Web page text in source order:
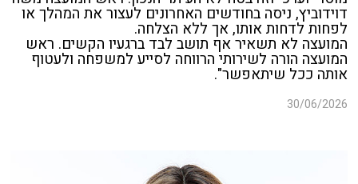
דוידוביץ, ניסה בחודשים האחרונים לעצור את המהלך או
לפחות לדחות אותו, אך ללא הצלחה.
המועצה לא תשאיר אף תושב לבד ברגעיו הקשים. ראש
המועצה הורה לשירותי הרווחה לסייע למשפחה ולעטוף
אותה ככל שיתאפשר".
30/06/2026